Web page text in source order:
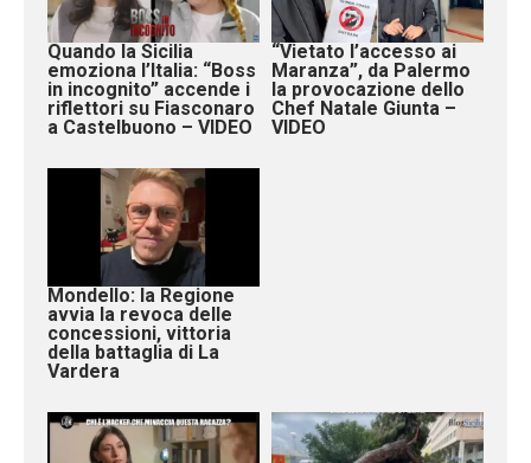
Quando la Sicilia
emoziona l’Italia: “Boss
in incognito” accende i
riflettori su Fiasconaro
a Castelbuono – VIDEO
“Vietato l’accesso ai
Maranza”, da Palermo
la provocazione dello
Chef Natale Giunta –
VIDEO
Mondello: la Regione
avvia la revoca delle
concessioni, vittoria
della battaglia di La
Vardera